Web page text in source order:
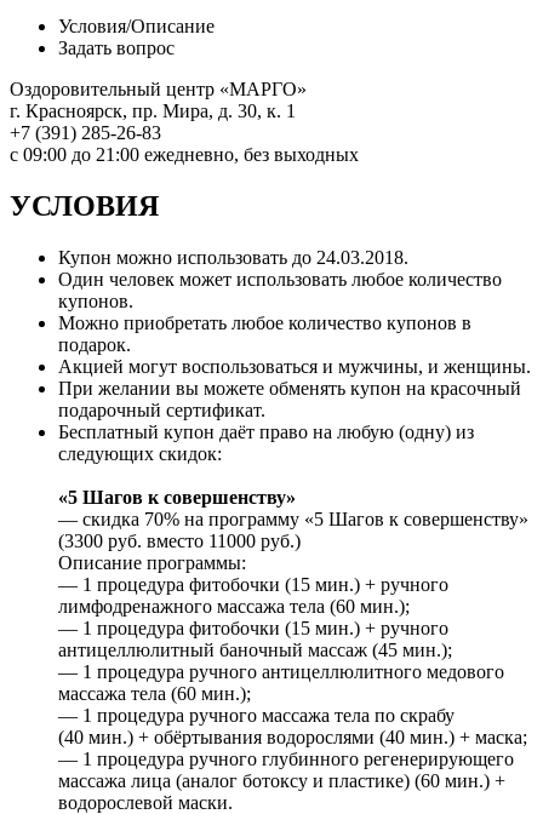
Условия/Описание
Задать вопрос
Оздоровительный центр «МАРГО»
г. Красноярск, пр. Мира, д. 30, к. 1
+7 (391) 285-26-83
с 09:00 до 21:00 ежедневно, без выходных
УСЛОВИЯ
Купон можно использовать до 24.03.2018.
Один человек может использовать любое количество
купонов.
Можно приобретать любое количество купонов в
подарок.
Акцией могут воспользоваться и мужчины, и женщины.
При желании вы можете обменять купон на красочный
подарочный сертификат.
Бесплатный купон даёт право на любую (одну) из
следующих скидок:
«5 Шагов к совершенству»
— скидка 70% на программу «5 Шагов к совершенству»
(3300 руб. вместо 11000 руб.)
Описание программы:
— 1 процедура фитобочки (15 мин.) + ручного
лимфодренажного массажа тела (60 мин.);
— 1 процедура фитобочки (15 мин.) + ручного
антицеллюлитный баночный массаж (45 мин.);
— 1 процедура ручного антицеллюлитного медового
массажа тела (60 мин.);
— 1 процедура ручного массажа тела по скрабу
(40 мин.) + обёртывания водорослями (40 мин.) + маска;
— 1 процедура ручного глубинного регенерирующего
массажа лица (аналог ботоксу и пластике) (60 мин.) +
водорослевой маски.